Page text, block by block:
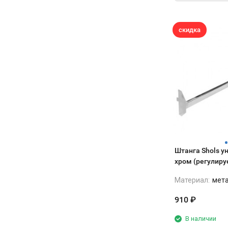
скидка
Штанга Shols
хром
Материал:
910 ₽
В наличии